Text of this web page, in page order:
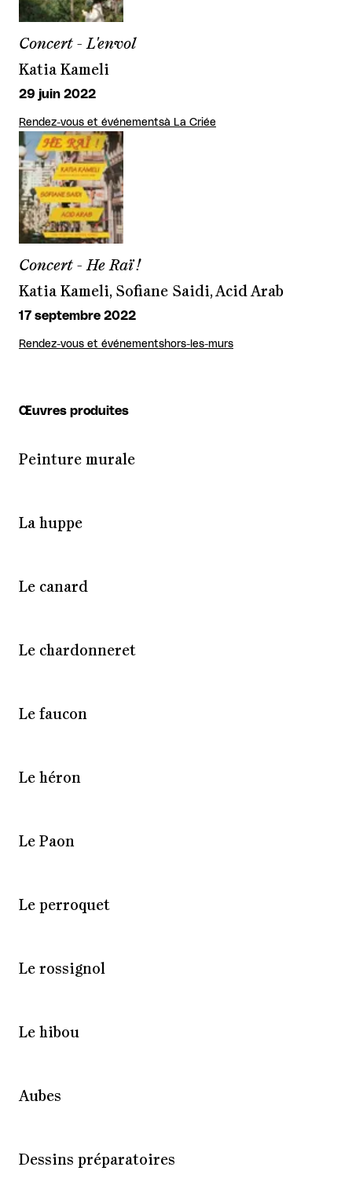
Concert - L'envol
Katia Kameli
29 juin 2022
Rendez-vous et événementsà La Criée
Concert - He Raï !
Katia Kameli, Sofiane Saidi, Acid Arab
17 septembre 2022
Rendez-vous et événementshors-les-murs
Œuvres produites
Peinture murale
La huppe
Le canard
Le chardonneret
Le faucon
Le héron
Le Paon
Le perroquet
Le rossignol
Le hibou
Aubes
Dessins préparatoires